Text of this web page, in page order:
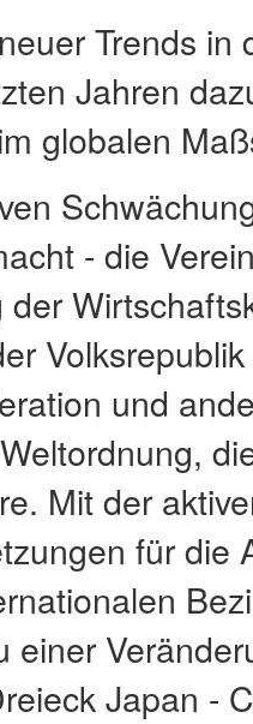
Trends
Jahren
globalen
- die
der
und
Mit der
für die
einer
Japan -